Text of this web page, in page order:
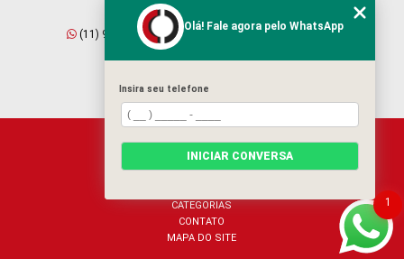
CONTATO
(11) 95409-2229
(11) 4901-6045
vendas@abcofficemoveis.com.br
HOME
SOBRE NÓS
PRODUTOS
CATEGORIAS
CONTATO
MAPA DO SITE
1
Olá! Fale agora pelo WhatsApp
Insira seu telefone
INICIAR CONVERSA